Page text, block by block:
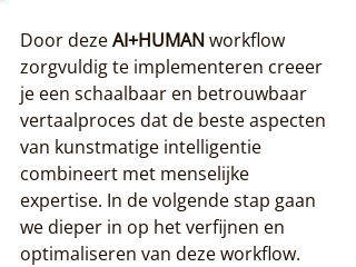
Door deze AI+HUMAN workflow
zorgvuldig te implementeren creeer
je een schaalbaar en betrouwbaar
vertaalproces dat de beste aspecten
van kunstmatige intelligentie
combineert met menselijke
expertise. In de volgende stap gaan
we dieper in op het verfijnen en
optimaliseren van deze workflow.